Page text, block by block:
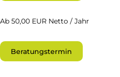
Ab 50,00 EUR Netto / Jahr
Beratungstermin